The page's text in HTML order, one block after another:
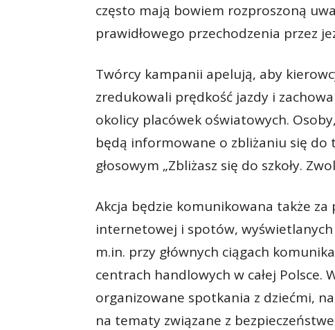
często mają bowiem rozproszoną
prawidłowego przechodzenia przez
Twórcy kampanii apelują, aby
zredukowali prędkość jazdy i
okolicy placówek oświatowych.
będą informowane o zbliżaniu się
głosowym „Zbliżasz się do szkoły.
Akcja będzie komunikowana także
internetowej i spotów,
m.in. przy głównych ciągach
centrach handlowych w całej Polsce.
organizowane spotkania z dziećmi,
na tematy związane z